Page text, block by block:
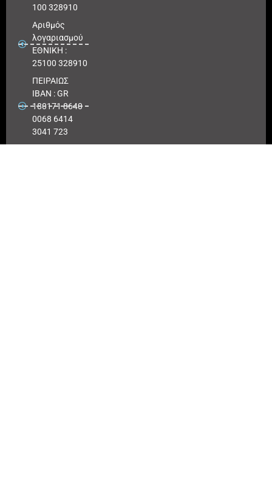
100 328910
Αριθμός
λογαριασμού
ΕΘΝΙΚΗ :
25100 328910
ΠΕΙΡΑΙΩΣ
IBAN : GR
180171 8640
0068 6414
3041 723